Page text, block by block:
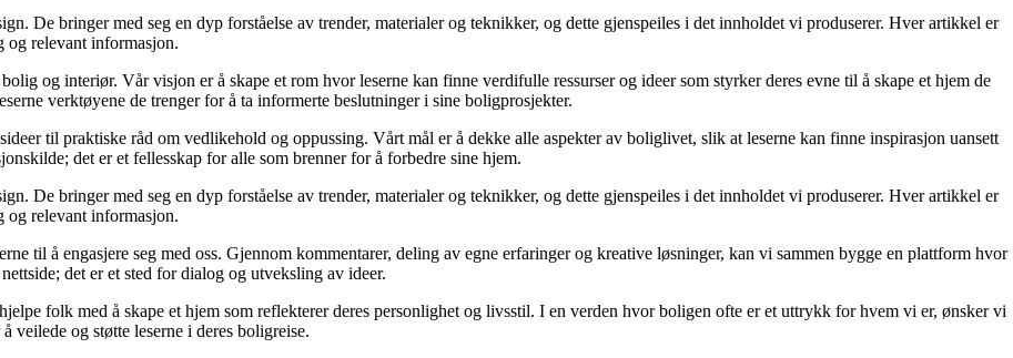
De bringer med seg en dyp forståelse av trender, materialer og teknikker, og dette gjenspeiles i det innholdet vi produserer. Hver artikkel er
og relevant informasjon.
og interiør. Vår visjon er å skape et rom hvor leserne kan finne verdifulle ressurser og ideer som styrker deres evne til å skape et hjem de
verktøyene de trenger for å ta informerte beslutninger i sine boligprosjekter.
til praktiske råd om vedlikehold og oppussing. Vårt mål er å dekke alle aspekter av boliglivet, slik at leserne kan finne inspirasjon uansett
det er et fellesskap for alle som brenner for å forbedre sine hjem.
De bringer med seg en dyp forståelse av trender, materialer og teknikker, og dette gjenspeiles i det innholdet vi produserer. Hver artikkel er
og relevant informasjon.
til å engasjere seg med oss. Gjennom kommentarer, deling av egne erfaringer og kreative løsninger, kan vi sammen bygge en plattform hvor
det er et sted for dialog og utveksling av ideer.
folk med å skape et hjem som reflekterer deres personlighet og livsstil. I en verden hvor boligen ofte er et uttrykk for hvem vi er, ønsker vi
veilede og støtte leserne i deres boligreise.